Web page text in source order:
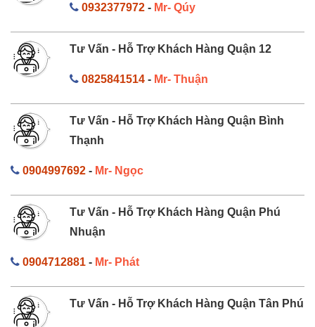
0932377972- Mr- Qúy
Tư Vấn - Hỗ Trợ Khách Hàng Quận 12
0825841514- Mr- Thuận
Tư Vấn - Hỗ Trợ Khách Hàng Quận Bình
Thạnh
0904997692 - Mr- Ngọc
Tư Vấn - Hỗ Trợ Khách Hàng Quận Phú
Nhuận
0904712881 - Mr- Phát
Tư Vấn - Hỗ Trợ Khách Hàng Quận Tân Phú